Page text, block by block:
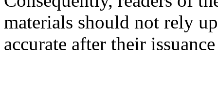
materials should not rely
accurate after their